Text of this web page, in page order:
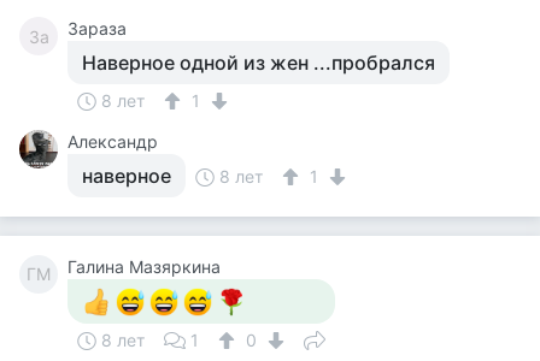
За Зараза
Наверное одной из жен ...пробрался
8 лет
1
Александр
наверное 8 лет 1
ГМ Галина Мазяркина
8 лет 1 0